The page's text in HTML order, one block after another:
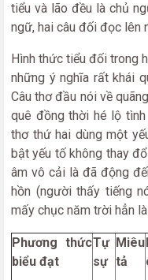
tiểu và lão đều là chủ
ngữ, hai câu đối đọc lên
Hình thức tiểu đối trong
những ý nghĩa rất khái
Câu thơ đầu nói về
quê đồng thời hé lộ tình
thơ thứ hai dùng một
bật yếu tố không thay
âm vô cải là đã động
hồn (người thấy tiếng
mấy chục năm trời hẳn
Phương thức
biểu đạt
Tự
sự
Miêu
tả